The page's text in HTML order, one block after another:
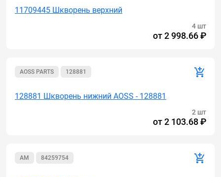
11709445 Шкворень верхний
4 шт
от2 998.66 ₽
AOSS PARTS 128881
128881 Шкворень нижний AOSS - 128881
2 шт
от2 103.68 ₽
AM 84259754